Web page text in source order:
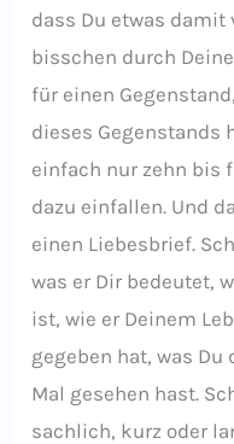
dass Du etwas damit
bisschen durch
für einen
dieses Gegenstands
einfach nur zehn bis
dazu einfallen. Und
einen Liebesbrief.
was er Dir bedeutet,
ist, wie er Deinem
gegeben hat, was
Mal gesehen hast.
sachlich, kurz oder